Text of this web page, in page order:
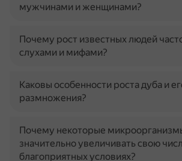
мужчинами и женщинами?
Почему рост известных людей
слухами и мифами?
Каковы особенности роста дуба и
размножения?
Почему некоторые
значительно увеличивать свою
благоприятных условиях?